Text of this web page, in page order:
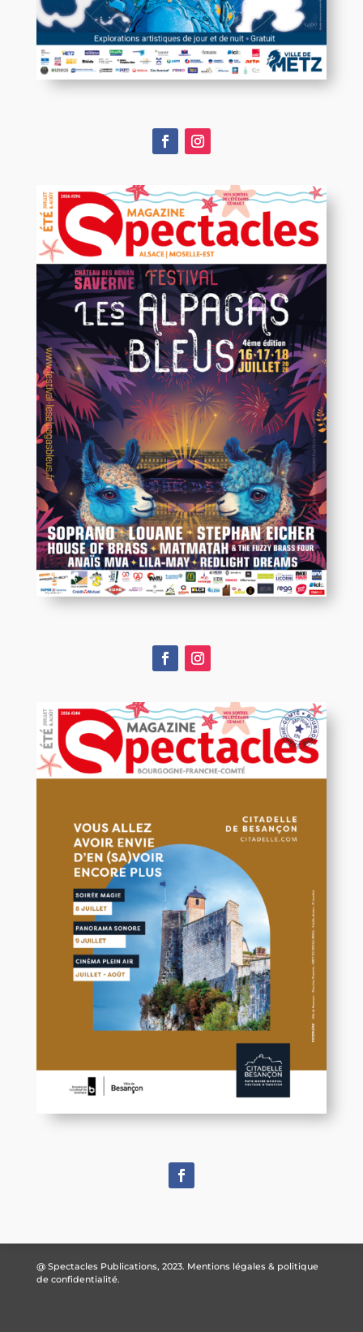
@ Spectacles Publications, 2023. Mentions légales & politique
de confidentialité.